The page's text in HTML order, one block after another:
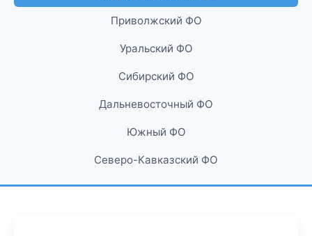
Приволжский ФО
Уральский ФО
Сибирский ФО
Дальневосточный ФО
Южный ФО
Северо-Кавказский ФО